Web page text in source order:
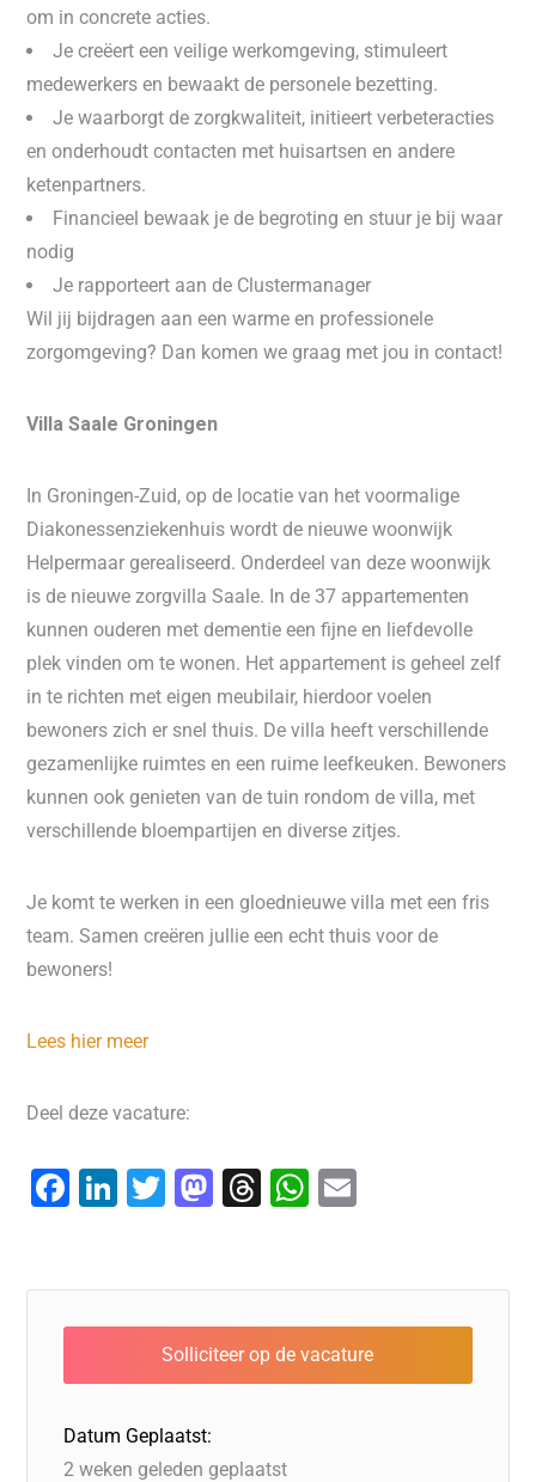
om in concrete acties.
Je creëert een veilige werkomgeving, stimuleert
medewerkers en bewaakt de personele bezetting.
Je waarborgt de zorgkwaliteit, initieert verbeteracties
en onderhoudt contacten met huisartsen en andere
ketenpartners.
Financieel bewaak je de begroting en stuur je bij waar
nodig
Je rapporteert aan de Clustermanager
Wil jij bijdragen aan een warme en professionele
zorgomgeving? Dan komen we graag met jou in contact!
Villa Saale Groningen
In Groningen-Zuid, op de locatie van het voormalige
Diakonessenziekenhuis wordt de nieuwe woonwijk
Helpermaar gerealiseerd. Onderdeel van deze woonwijk
is de nieuwe zorgvilla Saale. In de 37 appartementen
kunnen ouderen met dementie een fijne en liefdevolle
plek vinden om te wonen. Het appartement is geheel zelf
in te richten met eigen meubilair, hierdoor voelen
bewoners zich er snel thuis. De villa heeft verschillende
gezamenlijke ruimtes en een ruime leefkeuken. Bewoners
kunnen ook genieten van de tuin rondom de villa, met
verschillende bloempartijen en diverse zitjes.
Je komt te werken in een gloednieuwe villa met een fris
team. Samen creëren jullie een echt thuis voor de
bewoners!
Lees hier meer
Deel deze vacature:
F
e
b
o
o
k
Li
e
dI
n
T
er
M
o
d
o
T
a
d
s
W
s
A
p
l
Datum Geplaatst:
2 weken geleden geplaatst